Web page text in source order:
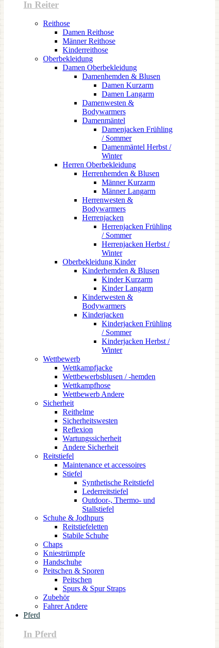
In Reiter
Reithose
Damen Reithose
Männer Reithose
Kinderreithose
Oberbekleidung
Damen Oberbekleidung
Damenhemden & Blusen
Damen Kurzarm
Damen Langarm
Damenwesten &
Bodywarmers
Damenmäntel
Damenjacken Frühling
/ Sommer
Damenmäntel Herbst /
Winter
Herren Oberbekleidung
Herrenhemden & Blusen
Männer Kurzarm
Männer Langarm
Herrenwesten &
Bodywarmers
Herrenjacken
Herrenjacken Frühling
/ Sommer
Herrenjacken Herbst /
Winter
Oberbekleidung Kinder
Kinderhemden & Blusen
Kinder Kurzarm
Kinder Langarm
Kinderwesten &
Bodywarmers
Kinderjacken
Kinderjacken Frühling
/ Sommer
Kinderjacken Herbst /
Winter
Wettbewerb
Wettkampfjacke
Wettbewerbsblusen / -hemden
Wettkampfhose
Wettbewerb Andere
Sicherheit
Reithelme
Sicherheitswesten
Reflexion
Wartungssicherheit
Andere Sicherheit
Reitstiefel
Maintenance et accessoires
Stiefel
Synthetische Reitstiefel
Lederreitstiefel
Outdoor-, Thermo- und
Stallstiefel
Schuhe & Jodhpurs
Reitstiefeletten
Stabile Schuhe
Chaps
Kniestrümpfe
Handschuhe
Peitschen & Sporen
Peitschen
Spurs & Spur Straps
Zubehör
Fahrer Andere
Pferd
In Pferd